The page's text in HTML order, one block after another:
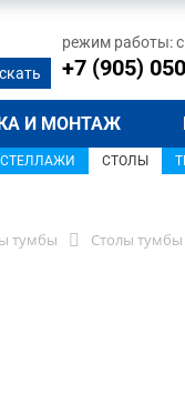
режим работы: с
+7 (905)
И МОНТАЖ
СТЕЛЛАЖИ СТОЛЫ
тумбы Столы тумбы